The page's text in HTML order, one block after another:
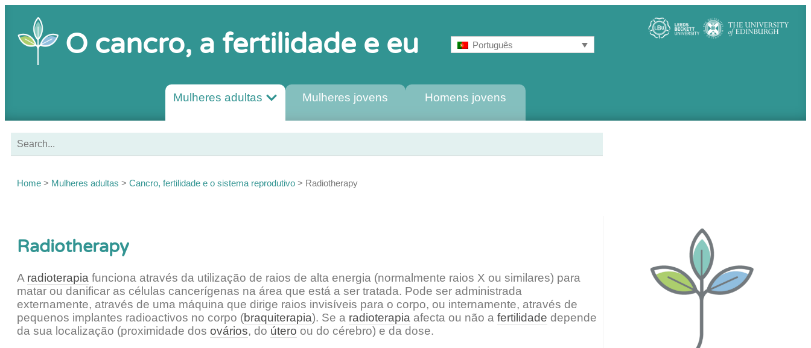
O cancro, a fertilidade e eu Português
Mulheres adultas Mulheres jovens Homens jovens
Home > Mulheres adultas > Cancro, fertilidade e o sistema reprodutivo > Radiotherapy
Radiotherapy
A radioterapia funciona através da utilização de raios de alta energia (normalmente raios X ou similares) para
matar ou danificar as células cancerígenas na área que está a ser tratada. Pode ser administrada
externamente, através de uma máquina que dirige raios invisíveis para o corpo, ou internamente, através de
pequenos implantes radioactivos no corpo (braquiterapia). Se a radioterapia afecta ou não a fertilidade depende
da sua localização (proximidade dos ovários, do útero ou do cérebro) e da dose.